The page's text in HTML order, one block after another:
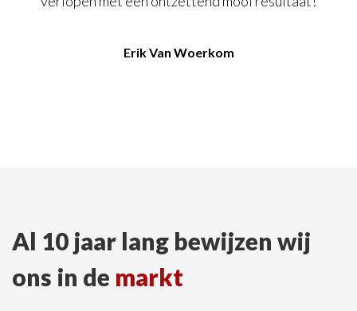
Erik Van Woerkom
Al 10 jaar lang bewijzen wij
ons in de markt